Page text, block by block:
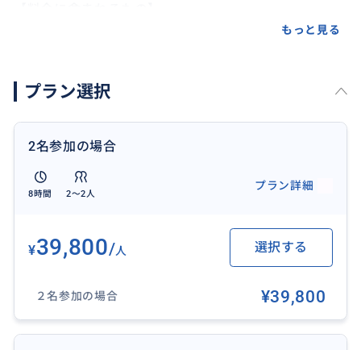
日本人運転サービス、車両手配、ガソリン代、ホテル
【料金に含まれ無いもの】
ドライバーへのチップ（目安：本サービス料金の1
0％）
①参加人数、②出発日時、③お迎え場所
ルート66
セブンマジックマウンテン等
もっと見る
プラン選択
2名参加の場合
8時間 2〜2人
プラン詳細
¥39,800/人 選択する
２名参加の場合 ¥39,800